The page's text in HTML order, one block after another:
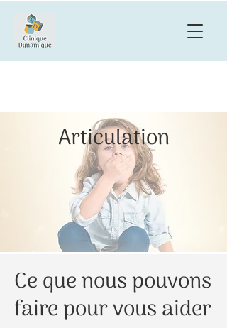
Articulation
Ce que nous pouvons
faire pour vous aider